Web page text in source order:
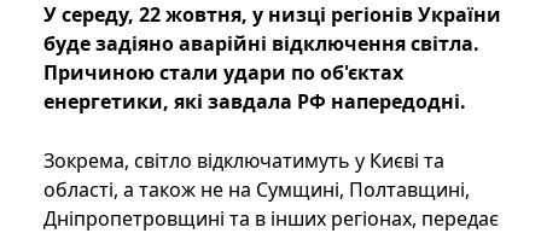
У середу, 22 жовтня, у низці регіонів України
буде задіяно аварійні відключення світла.
Причиною стали удари по об'єктах
енергетики, які завдала РФ напередодні.
Зокрема, світло відключатимуть у Києві та
області, а також не на Сумщині, Полтавщині,
Дніпропетровщині та в інших регіонах, передає